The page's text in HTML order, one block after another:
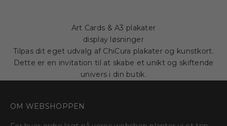
Art Cards & A3 plakater
display løsninger
Tilpas dit eget udvalg af ChiCura plakater og kunstkort.
Dette er en invitation til at skabe et unikt og skiftende
univers i din butik.
OM WEBSHOPPEN